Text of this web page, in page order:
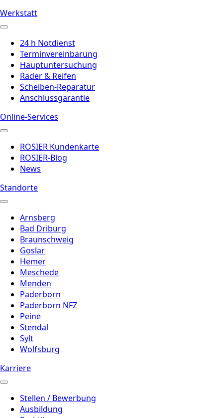
Werkstatt
24 h Notdienst
Terminvereinbarung
Hauptuntersuchung
Räder & Reifen
Scheiben-Reparatur
Anschlussgarantie
Online-Services
ROSIER Kundenkarte
ROSIER-Blog
News
Standorte
Arnsberg
Bad Driburg
Braunschweig
Goslar
Hemer
Meschede
Menden
Paderborn
Paderborn NFZ
Peine
Stendal
Sylt
Wolfsburg
Karriere
Stellen / Bewerbung
Ausbildung